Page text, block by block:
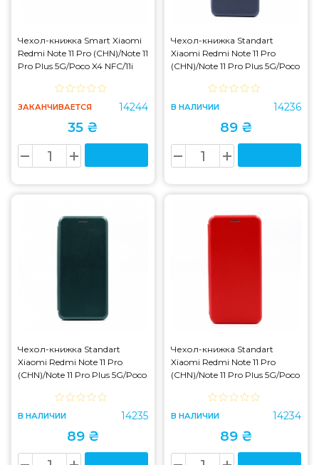
Чехол-книжка Smart Xiaomi
Redmi Note 11 Pro (CHN)/Note 11
Pro Plus 5G/Poco X4 NFC/11i
ЗАКАНЧИВАЕТСЯ 14244
35 ₴
Чехол-книжка Standart
Xiaomi Redmi Note 11 Pro
(CHN)/Note 11 Pro Plus 5G/Poco
В НАЛИЧИИ 14236
89 ₴
Чехол-книжка Standart
Xiaomi Redmi Note 11 Pro
(CHN)/Note 11 Pro Plus 5G/Poco
В НАЛИЧИИ 14235
89 ₴
Чехол-книжка Standart
Xiaomi Redmi Note 11 Pro
(CHN)/Note 11 Pro Plus 5G/Poco
В НАЛИЧИИ 14234
89 ₴